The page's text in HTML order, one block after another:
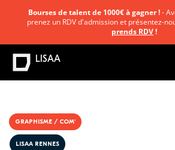
GRAPHISME / COM'
LISAA RENNES
Bourses de talent de 1000€ à gagner !-
prenez un RDV d'admission et présentez-
prends RDV!
LISAA